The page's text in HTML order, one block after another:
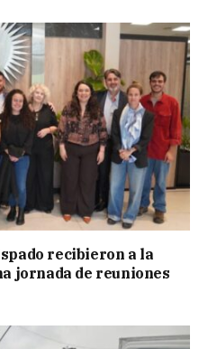
recibieron a la
jornada de reuniones